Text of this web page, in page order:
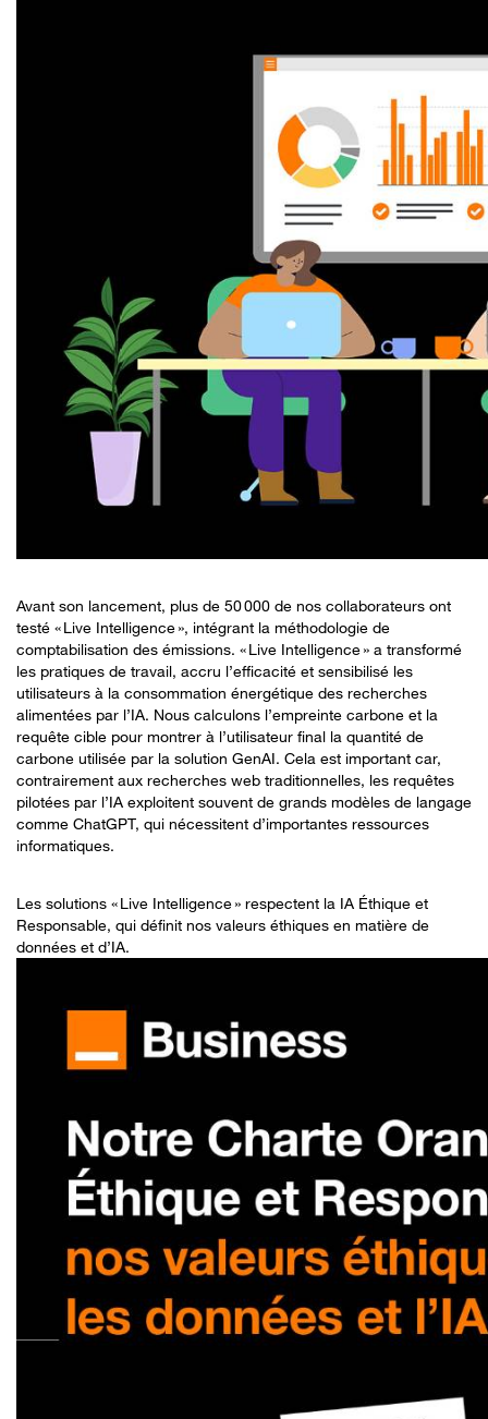
Avant son lancement, plus de 50 000 de nos collaborateurs ont
testé « Live Intelligence », intégrant la méthodologie de
comptabilisation des émissions. « Live Intelligence » a transformé
les pratiques de travail, accru l’efficacité et sensibilisé les
utilisateurs à la consommation énergétique des recherches
alimentées par l’IA. Nous calculons l’empreinte carbone et la
requête cible pour montrer à l’utilisateur final la quantité de
carbone utilisée par la solution GenAI. Cela est important car,
contrairement aux recherches web traditionnelles, les requêtes
pilotées par l’IA exploitent souvent de grands modèles de langage
comme ChatGPT, qui nécessitent d’importantes ressources
informatiques.
Les solutions « Live Intelligence » respectent la IA Éthique et
Responsable, qui définit nos valeurs éthiques en matière de
données et d’IA.